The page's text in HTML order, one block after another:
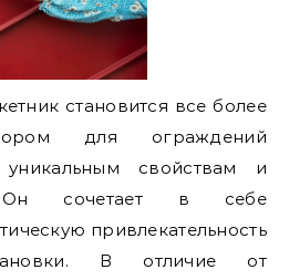
становится все более
для ограждений
свойствам и
Он сочетает в себе
привлекательность
В отличие от